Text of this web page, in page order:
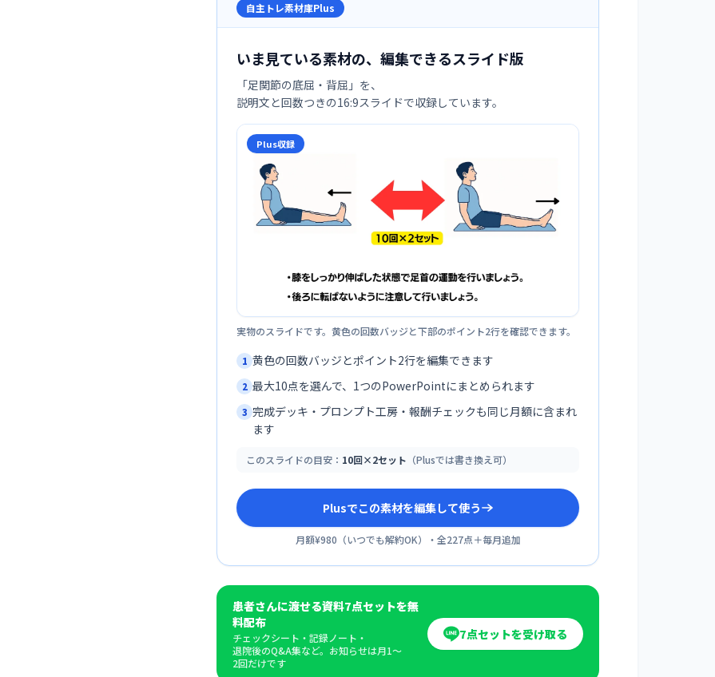
自主トレ素材庫Plus
いま見ている素材の、編集できるスライド版
「足関節の底屈・背屈 」を、
説明文と回数つきの16:9スライドで収録しています。
Plus収録
実物のスライドです。黄色の回数バッジと下部のポイント2行を確認できます。
1 黄色の回数バッジとポイント2行を編集できます
2 最大10点を選んで、1つのPowerPointにまとめられます
3 完成デッキ・プロンプト工房・報酬チェックも同じ月額に含まれ
ます
このスライドの目安： 10回×2セット （Plusでは書き換え可）
Plusでこの素材を編集して使う
月額¥980 （いつでも解約OK）・全227点＋毎月追加
患者さんに渡せる資料7点セットを無
料配布
チェックシート・記録ノート・
退院後のQ&A集など。お知らせは月1〜
2回だけです
7点セットを受け取る